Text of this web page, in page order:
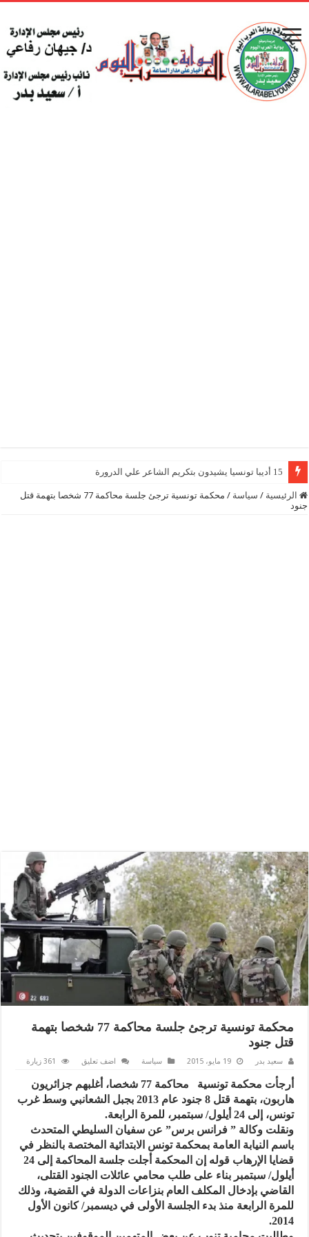
15 أديبا تونسيا يشيدون بتكريم الشاعر علي الدرورة
الرئيسية / سياسة /
محكمة تونسية ترجئ جلسة محاكمة 77 شخصا بتهمة قتل
جنود
محكمة تونسية ترجئ جلسة محاكمة 77 شخصا بتهمة
قتل جنود
سعيد بدر 19 مايو، 2015 سياسة اضف تعليق 361 زيارة
أرجأت محكمة تونسية محاكمة 77 شخصا، أغلبهم جزائريون
هاربون، بتهمة قتل 8 جنود عام 2013 بجبل الشعانبي وسط غرب
تونس، إلى 24 أيلول/ سبتمبر، للمرة الرابعة.
ونقلت وكالة ” فرانس برس” عن سفيان السليطي المتحدث
باسم النيابة العامة بمحكمة تونس الابتدائية المختصة بالنظر في
قضايا الإرهاب قوله إن المحكمة أجلت جلسة المحاكمة إلى 24
أيلول/ سبتمبر بناء على طلب محامي عائلات الجنود القتلى،
القاضي بإدخال المكلف العام بنزاعات الدولة في القضية، وذلك
للمرة الرابعة منذ بدء الجلسة الأولى في ديسمبر/ كانون الأول
2014.